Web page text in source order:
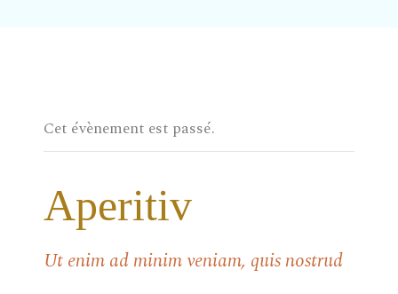
Cet évènement est passé.
Aperitiv
Ut enim ad minim veniam, quis nostrud